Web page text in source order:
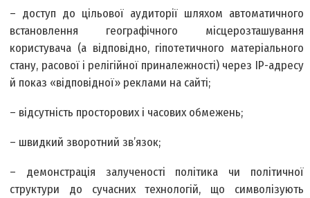
– доступ до цільової аудиторії шляхом автоматичного
встановлення географічного місцерозташування
користувача (а відповідно, гіпотетичного матеріального
стану, расової і релігійної приналежності) через ІР-адресу
й показ «відповідної» реклами на сайті;
– відсутність просторових і часових обмежень;
– швидкий зворотний зв’язок;
– демонстрація залученості політика чи політичної
структури до сучасних технологій, що символізують